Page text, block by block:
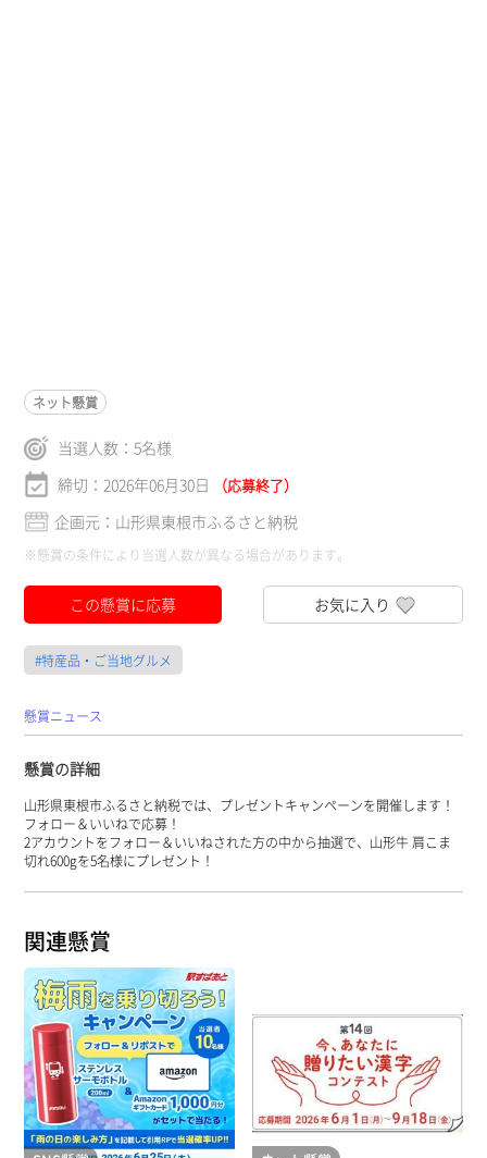
ネット懸賞
当選人数：5名様
締切：2026年06月30日
（応募終了）
企画元：山形県東根市ふるさと納税
※懸賞の条件により当選人数が異なる場合があります。
この懸賞に応募 お気に入り
#特産品・ご当地グルメ
懸賞ニュース
懸賞の詳細
山形県東根市ふるさと納税では、プレゼントキャンペーンを開催します！
フォロー＆いいねで応募！
2アカウントをフォロー＆いいねされた方の中から抽選で、山形牛 肩こま
切れ600gを5名様にプレゼント！
関連懸賞